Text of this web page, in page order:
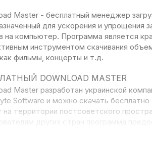
Master - бесплатный менеджер
для ускорения и упрощения
на компьютер. Программа является
инструментом скачивания
фильмы, концерты и т.д.
DOWNLOAD MASTER
Master разработан украинской
Software и можно скачать
на территории постсоветского
других стран программа
(IDA)